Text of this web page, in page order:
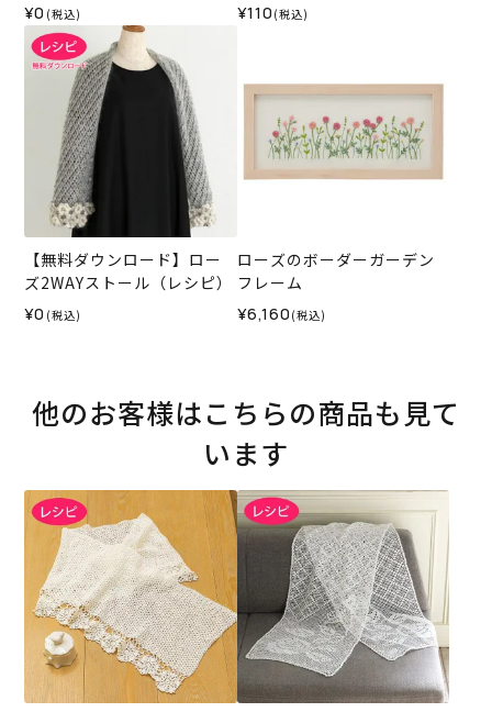
¥0 (税込) ¥110 (税込)
【無料ダウンロード】ロー
ズ2WAYストール（レシピ）
¥0 (税込)
ローズのボーダーガーデン
フレーム
¥6,160 (税込)
他のお客様はこちらの商品も見て
います